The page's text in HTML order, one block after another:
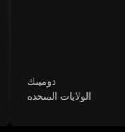
دومينك
الولايات المتحدة